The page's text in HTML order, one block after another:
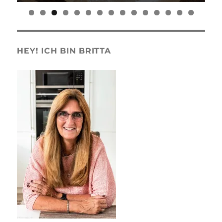
0 1 2 3 4 5
HEY! ICH BIN BRITTA